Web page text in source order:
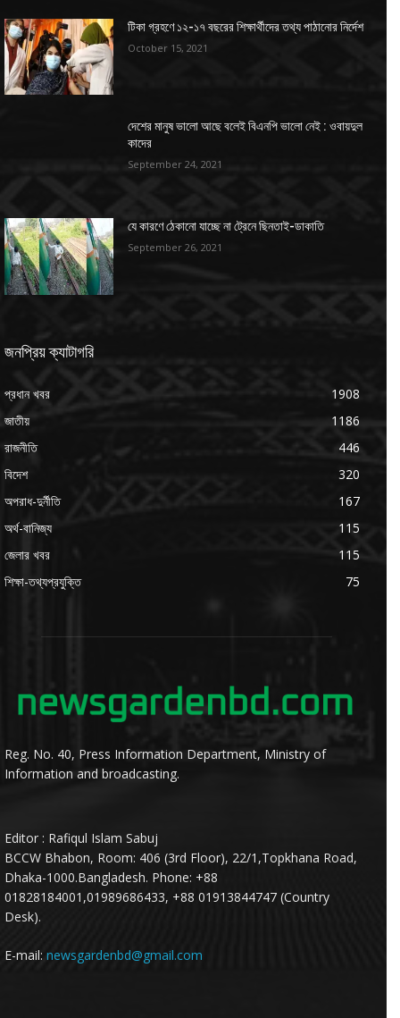
টিকা গ্রহণে ১২-১৭ বছরের শিক্ষার্থীদের তথ্য পাঠানোর নির্দেশ
October 15, 2021
দেশের মানুষ ভালো আছে বলেই বিএনপি ভালো নেই : ওবায়দুল
কাদের
September 24, 2021
যে কারণে ঠেকানো যাচ্ছে না ট্রেনে ছিনতাই-ডাকাতি
September 26, 2021
জনপ্রিয় ক্যাটাগরি
প্রধান খবর
1908
জাতীয়
1186
রাজনীতি
446
বিদেশ
320
অপরাধ-দুর্নীতি
167
অর্থ-বানিজ্য
115
জেলার খবর
115
শিক্ষা-তথ্যপ্রযুক্তি
75
Reg. No. 40, Press Information Department, Ministry of
Information and broadcasting.
Editor : Rafiqul Islam Sabuj
BCCW Bhabon, Room: 406 (3rd Floor), 22/1,Topkhana Road,
Dhaka-1000.Bangladesh. Phone: +88
01828184001,01989686433, +88 01913844747 (Country
Desk).
E-mail: newsgardenbd@gmail.com